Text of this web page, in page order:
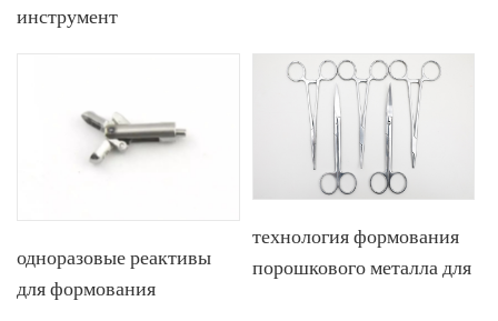
инструмент
одноразовые реактивы
для формования
технология формования
порошкового металла для